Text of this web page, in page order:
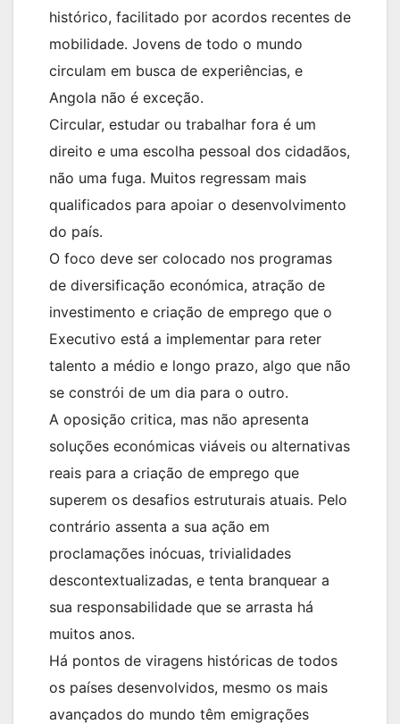
histórico, facilitado por acordos recentes de
mobilidade. Jovens de todo o mundo
circulam em busca de experiências, e
Angola não é exceção.
Circular, estudar ou trabalhar fora é um
direito e uma escolha pessoal dos cidadãos,
não uma fuga. Muitos regressam mais
qualificados para apoiar o desenvolvimento
do país.
O foco deve ser colocado nos programas
de diversificação económica, atração de
investimento e criação de emprego que o
Executivo está a implementar para reter
talento a médio e longo prazo, algo que não
se constrói de um dia para o outro.
A oposição critica, mas não apresenta
soluções económicas viáveis ou alternativas
reais para a criação de emprego que
superem os desafios estruturais atuais. Pelo
contrário assenta a sua ação em
proclamações inócuas, trivialidades
descontextualizadas, e tenta branquear a
sua responsabilidade que se arrasta há
muitos anos.
Há pontos de viragens históricas de todos
os países desenvolvidos, mesmo os mais
avançados do mundo têm emigrações